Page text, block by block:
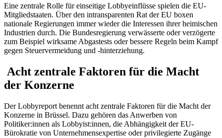
Eine zentrale Rolle für einseitige Lobbyeinflüsse spielen die EU-
Mitgliedstaaten. Über den intransparenten Rat der EU boxen
nationale Regierungen immer wieder die Interessen ihrer heimischen
Industrien durch. Die Bundesregierung verwässerte oder verzögerte
zum Beispiel wirksame Abgastests oder bessere Regeln beim Kampf
gegen Steuervermeidung und -hinterziehung.
Acht zentrale Faktoren für die Macht
der Konzerne
Der Lobbyreport benennt acht zentrale Faktoren für die Macht der
Konzerne in Brüssel. Dazu gehören das Anwerben von
Politiker:innen als Lobbyist:innen, die Abhängigkeit der EU-
Bürokratie von Unternehmensexpertise oder privilegierte Zugänge